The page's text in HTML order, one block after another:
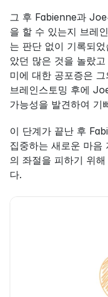
그 후 Fabienne과
을 할 수 있는지 브레
는 판단 없이 기록되
았던 많은 것을 놀랐
미에 대한 공포증은
브레인스토밍 후에
가능성을 발견하여 기
이 단계가 끝난 후
집중하는 새로운 마음
의 좌절을 피하기 위
다.